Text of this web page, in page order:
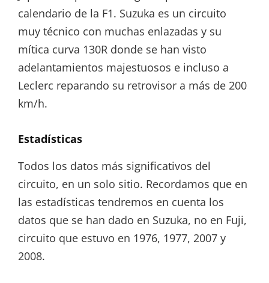
calendario de la F1. Suzuka es un circuito
muy técnico con muchas enlazadas y su
mítica curva 130R donde se han visto
adelantamientos majestuosos e incluso a
Leclerc reparando su retrovisor a más de 200
km/h.
Estadísticas
Todos los datos más significativos del
circuito, en un solo sitio. Recordamos que en
las estadísticas tendremos en cuenta los
datos que se han dado en Suzuka, no en Fuji,
circuito que estuvo en 1976, 1977, 2007 y
2008.